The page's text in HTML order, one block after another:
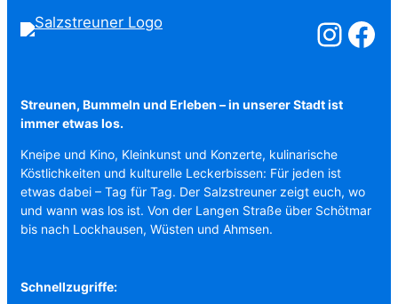
Salzstreuner
Streunen, Bummeln und Erleben – in unserer Stadt ist
immer etwas los.
Kneipe und Kino, Kleinkunst und Konzerte, kulinarische
Köstlichkeiten und kulturelle Leckerbissen: Für jeden ist
etwas dabei – Tag für Tag. Der Salzstreuner zeigt euch, wo
und wann was los ist. Von der Langen Straße über Schötmar
bis nach Lockhausen, Wüsten und Ahmsen.
Schnellzugriffe: